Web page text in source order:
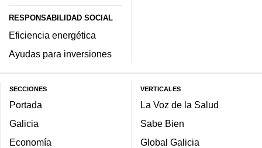
RESPONSABILIDAD SOCIAL
Eficiencia energética
Ayudas para inversiones
SECCIONES
Portada
Galicia
Economía
VERTICALES
La Voz de la Salud
Sabe Bien
Global Galicia